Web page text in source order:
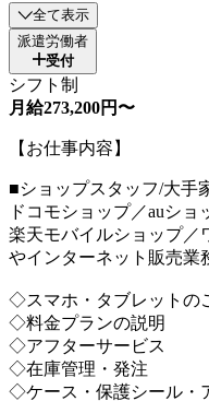
全て表示
派遣労働者
受付
シフト制
月給273,200円〜
【お仕事内容】
■ショップスタッフ/大手
ドコモショップ／auシ
楽天モバイルショップ／
やインターネット販売業
◇スマホ・タブレットの
◇料金プランの説明
◇アフターサービス
◇在庫管理・発注
◇ケース・保護シール・